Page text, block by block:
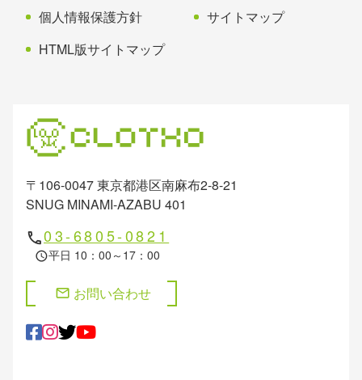
〒106-0047 東京都港区南麻布2-8-21
SNUG MINAMI-AZABU 401
phone03-6805-0821
schedule平日 10：00～17：00
mail お問い合わせ
個人情報保護方針
サイトマップ
HTML版サイトマップ